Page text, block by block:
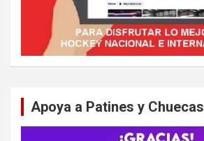
Apoya a Patines y Chuecas